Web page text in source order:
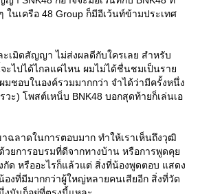
ในเครือ 48 Group ก็มีอีเว้นท์ข้ามประเทศ
ะเมิดสัญญา ไม่ส่งผลดีกับใครเลย สำหรับ
จะไปได้ไกลแค่ไหน ผมไม่ได้ชื่นชมเป็นรา
มชอบในองค์รวมมากกว่า จำได้ว่ามีครั้งหนึ่ง
วะ) โพสต์เหน็บ BNK48 บอกสุดท้ายก็เล่นเอ
ฉลาดในการตอบมาก ทำให้เราเห็นถึงวุฒิ
วยการอบรมที่ดีจากทางบ้าน หรือการพูดคุ
ด หรืออะไรก็แล้วแต่ สิ่งที่น้องพูดตอบ แสดง
งที่มีมากกว่าผู้ใหญ่หลายคนเสียอีก สิ่งที่วัด